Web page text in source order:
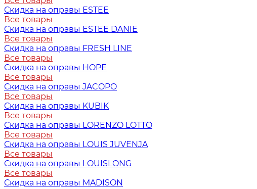
Скидка на оправы ESTEE
Все товары
Скидка на оправы ESTEE DANIE
Все товары
Скидка на оправы FRESH LINE
Все товары
Скидка на оправы HOPE
Все товары
Скидка на оправы JACOPO
Все товары
Скидка на оправы KUBIK
Все товары
Скидка на оправы LORENZO LOTTO
Все товары
Скидка на оправы LOUIS JUVENJA
Все товары
Скидка на оправы LOUISLONG
Все товары
Скидка на оправы MADISON